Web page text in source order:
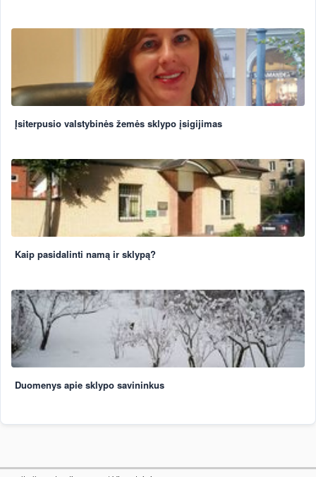
Įsiterpusio valstybinės žemės sklypo įsigijimas
Kaip pasidalinti namą ir sklypą?
Duomenys apie sklypo savininkus